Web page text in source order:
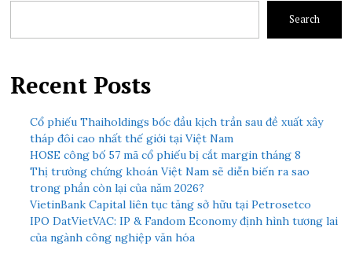
Search
Recent Posts
Cổ phiếu Thaiholdings bốc đầu kịch trần sau đề xuất xây
tháp đôi cao nhất thế giới tại Việt Nam
HOSE công bố 57 mã cổ phiếu bị cắt margin tháng 8
Thị trường chứng khoán Việt Nam sẽ diễn biến ra sao
trong phần còn lại của năm 2026?
VietinBank Capital liên tục tăng sở hữu tại Petrosetco
IPO DatVietVAC: IP & Fandom Economy định hình tương lai
của ngành công nghiệp văn hóa